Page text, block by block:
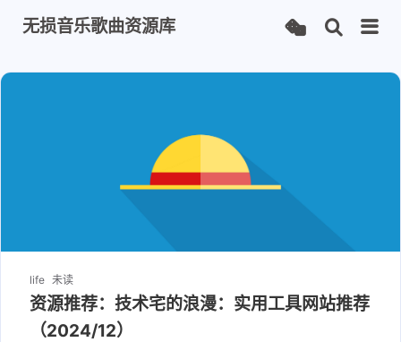
无损音乐歌曲资源库
life 未读
资源推荐：技术宅的浪漫：实用工具网站推荐
（2024/12）